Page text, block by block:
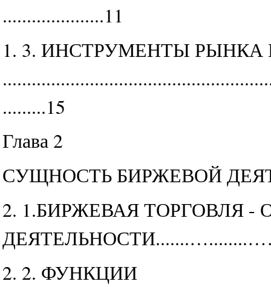
.....................11
1. 3. ИНСТРУМЕНТЫ
.........15
Глава 2
СУЩНОСТЬ БИРЖЕВОЙ
2. 1.БИРЖЕВАЯ ТОРГОВЛЯ
2. 2. ФУНКЦИИ